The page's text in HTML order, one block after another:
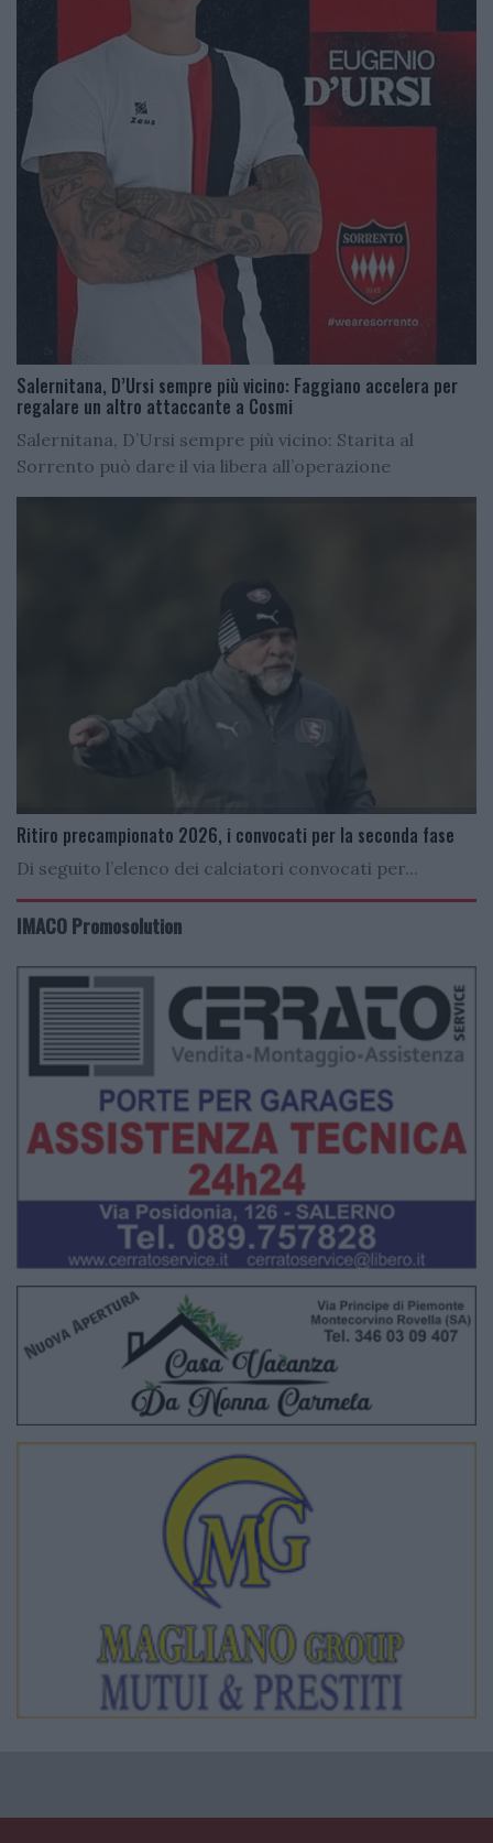
Salernitana, D’Ursi sempre più vicino: Faggiano accelera per
regalare un altro attaccante a Cosmi
Salernitana, D’Ursi sempre più vicino: Starita al
Sorrento può dare il via libera all’operazione
Ritiro precampionato 2026, i convocati per la seconda fase
Di seguito l’elenco dei calciatori convocati per...
IMACO Promosolution